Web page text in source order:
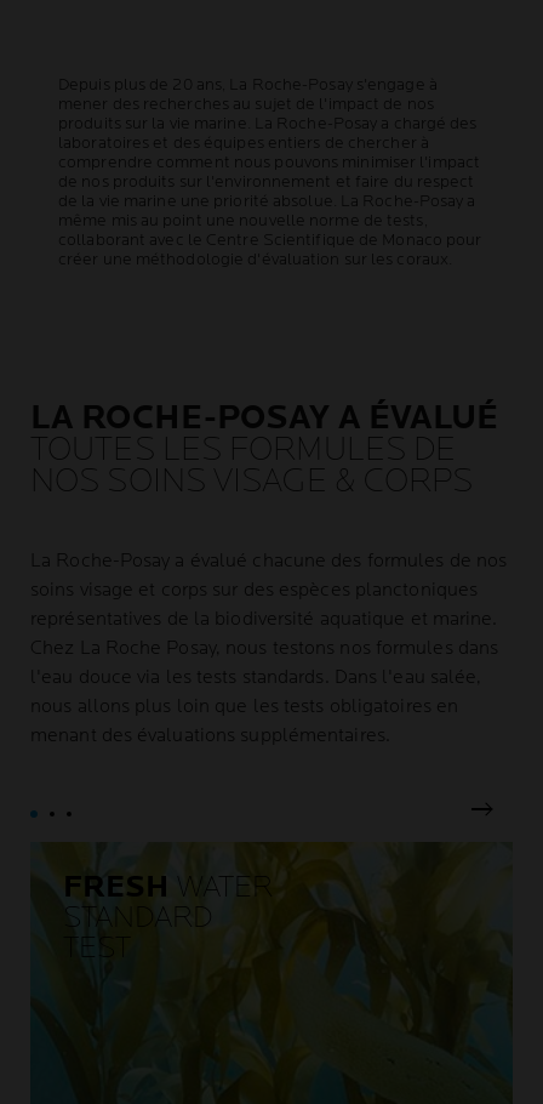
Depuis plus de 20 ans, La Roche-Posay s'engage à
mener des recherches au sujet de l'impact de nos
produits sur la vie marine. La Roche-Posay a chargé des
laboratoires et des équipes entiers de chercher à
comprendre comment nous pouvons minimiser l'impact
de nos produits sur l'environnement et faire du respect
de la vie marine une priorité absolue. La Roche-Posay a
même mis au point une nouvelle norme de tests,
collaborant avec le Centre Scientifique de Monaco pour
créer une méthodologie d'évaluation sur les coraux.
LA ROCHE-POSAY A ÉVALUÉ
TOUTES LES FORMULES DE
NOS SOINS VISAGE & CORPS
La Roche-Posay a évalué chacune des formules de nos
soins visage et corps sur des espèces planctoniques
représentatives de la biodiversité aquatique et marine.
Chez La Roche Posay, nous testons nos formules dans
l'eau douce via les tests standards. Dans l'eau salée,
nous allons plus loin que les tests obligatoires en
menant des évaluations supplémentaires.
next
FRESH WATER
STANDARD
TEST